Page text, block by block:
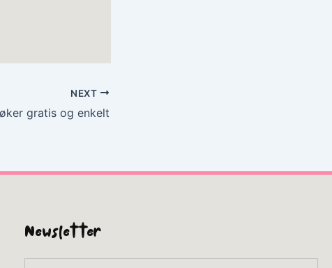
NEXT
gratis og enkelt
Newsletter